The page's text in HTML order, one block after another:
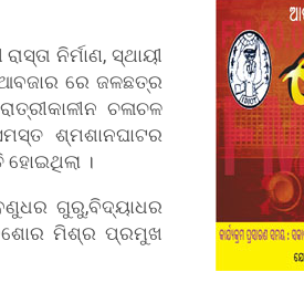
ନିର୍ମାଣ, ସ୍ଥାୟୀ
ରେ ଜଳଛତ୍ର
ଚଳାଚଳ
ଶ୍ମଶାନଘାଟର
।
ଗୁରୁ,ବିଦ୍ୟାଧର
କିଶୋର ମିଶ୍ର ପ୍ରମୁଖ